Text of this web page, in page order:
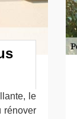
le
rénover